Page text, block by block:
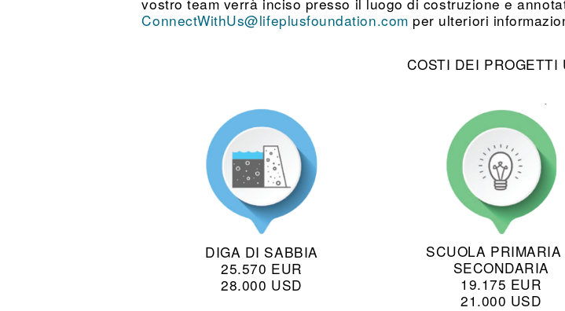
ConnectWithUs@lifeplusfoundation.com per ulteriori
COSTI DEI PROGETTI
DIGA DI SABBIA
25.570 EUR
28.000 USD
SCUOLA PRIMARIA
SECONDARIA
19.175 EUR
21.000 USD